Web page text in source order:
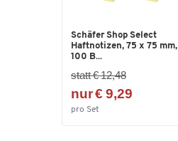
Schäfer Shop Select
Haftnotizen, 75 x 75 mm,
100 B...
statt € 12,48
nur € 9,29
pro Set